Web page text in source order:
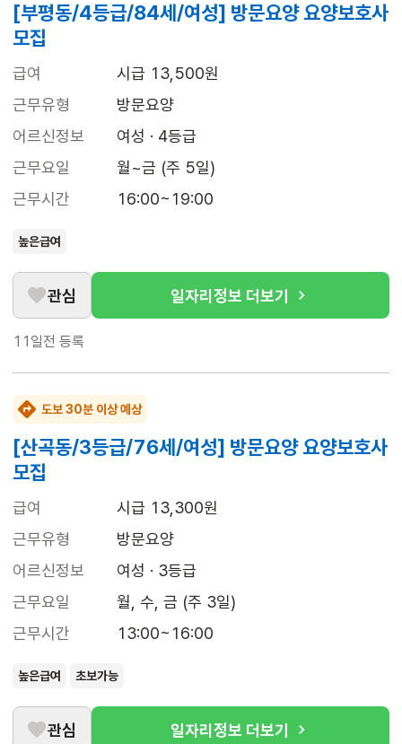
[부평동/4등급/84세/여성] 방문요양 요양보호사
모집
급여
시급 13,500원
근무유형
방문요양
어르신정보
여성 · 4등급
근무요일
월~금 (주 5일)
근무시간
16:00~19:00
높은급여
관심 일자리정보 더보기
11일전 등록
도보 30분 이상 예상
[산곡동/3등급/76세/여성] 방문요양 요양보호사
모집
급여
시급 13,300원
근무유형
방문요양
어르신정보
여성 · 3등급
근무요일
월, 수, 금 (주 3일)
근무시간
13:00~16:00
높은급여 초보가능
관심 일자리정보 더보기